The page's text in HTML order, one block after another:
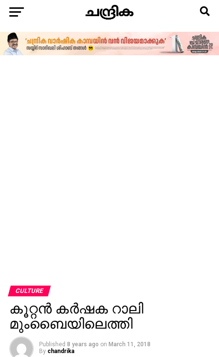
CULTURE
കൂറ്റന്‍ കര്‍ഷക റാലി
മുംബൈയിലെത്തി
Published 8 years ago on March 11, 2018
By chandrika